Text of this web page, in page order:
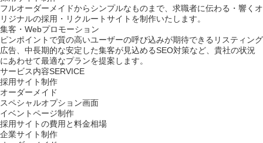
フルオーダーメイドからシンプルなものまで、求職者に伝わる・響くオ
リジナルの採用・リクルートサイトを制作いたします。
集客・Webプロモーション
ピンポイントで質の高いユーザーの呼び込みが期待できるリスティング
広告、中長期的な安定した集客が見込めるSEO対策など、貴社の状況
にあわせて最適なプランを提案します。
サービス内容SERVICE
採用サイト制作
オーダーメイド
スペシャルオプション画面
イベントページ制作
採用サイトの費用と料金相場
企業サイト制作